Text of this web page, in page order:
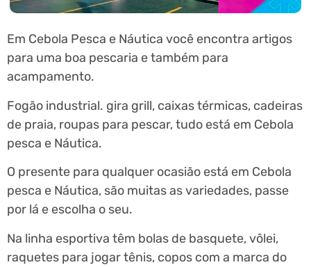
Em Cebola Pesca e Náutica você encontra artigos
para uma boa pescaria e também para
acampamento.
Fogão industrial. gira grill, caixas térmicas, cadeiras
de praia, roupas para pescar, tudo está em Cebola
pesca e Náutica.
O presente para qualquer ocasião está em Cebola
pesca e Náutica, são muitas as variedades, passe
por lá e escolha o seu.
Na linha esportiva têm bolas de basquete, vôlei,
raquetes para jogar tênis, copos com a marca do